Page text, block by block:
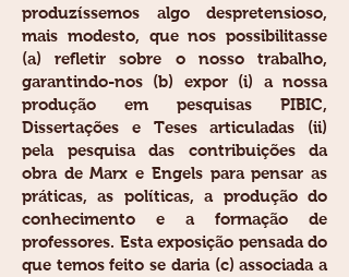
produzíssemos algo despretensioso,
mais modesto, que nos possibilitasse
(a) refletir sobre o nosso trabalho,
garantindo-nos (b) expor (i) a nossa
produção em pesquisas PIBIC,
Dissertações e Teses articuladas (ii)
pela pesquisa das contribuições da
obra de Marx e Engels para pensar as
práticas, as políticas, a produção do
conhecimento e a formação de
professores. Esta exposição pensada do
que temos feito se daria (c) associada a